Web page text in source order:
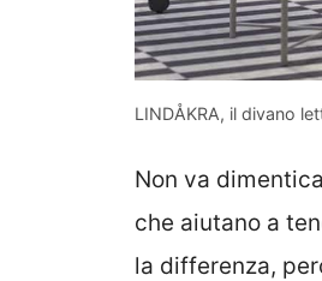
LINDÅKRA, il divano
Non va
che aiutano a
la differenza,